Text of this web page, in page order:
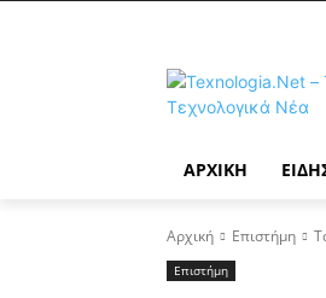
ΑΡΧΙΚΉ
Αρχική Επιστήμη
Επιστήμη